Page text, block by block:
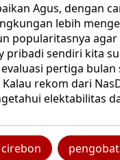
Agus, dengan
lebih
popularitasnya
pribadi sendiri kita
evaluasi pertiga
Kalau rekom dari
elektabilitas